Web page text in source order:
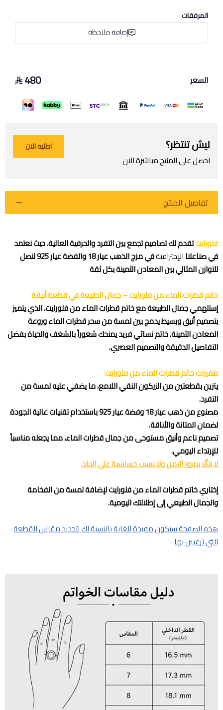
المرفقات
إضافة ملاحظة
السعر 480
ليش تنتظر؟
احصل على المنتج مباشرة الآن
اطلبه الان
اطلب المنتج
تفاصيل المنتج
فلورايتتقدم لك تصاميم تجمع بين التفرد والحرفية العالية، حيث نعتمد
في صناعتناالإحترافية
في مزج الذهب عيار 18 والفضة عيار 925 لنصل
للتوازن المثالي بين المعادن الثمينة بكل ثقة
خاتم قطرات الماء من فلورايت – جمال الطبيعة في قطعة أنيقة
إستلهمي جمال الطبيعة مع خاتم قطرات الماء من فلورايت، الذي يتميز
بتصميم أنيق وبسيط يدمج بين لمسة من سحر قطرات الماء وروعة
المعادن الثمينة. خاتم نسائي فريد يمنحك شعوراً بالشغف والحياة بفضل
التفاصيل الدقيقة والتصميم العصري.
مميزات خاتم قطرات الماء من فلورايت:
يتزين بقطعتين من الزركون النقي اللامع، ما يضفي عليه لمسة من
التفرد.
مصنوع من ذهب عيار 18 وفضة عيار 925 باستخدام تقنيات عالية الجودة
لضمان المتانة والأناقة.
تصميم ناعم وأنيق مستوحى من جمال قطرات الماء، مما يجعله مناسباً
للإرتداء اليومي.
لا يتأثر بمرور الزمن ولا يسبب حساسية على الجلد.
إختاري خاتم قطرات الماء من فلورايت لإضافة لمسة من الفخامة
والجمال الطبيعي إلى إطلالتك اليومية.
هذه الصفحة ستكون مفيدة للغاية بالنسبة لك لتحديد مقاس القطعة
التي ترغبين بها